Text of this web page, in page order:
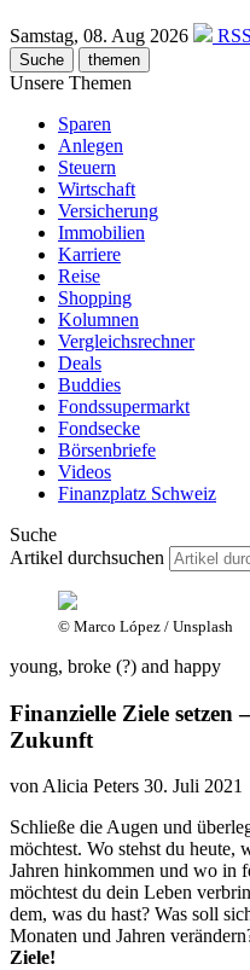
Samstag, 08. Aug 2026 RSS
Suche themen
Unsere Themen
Sparen
Anlegen
Steuern
Wirtschaft
Versicherung
Immobilien
Karriere
Reise
Shopping
Kolumnen
Vergleichsrechner
Deals
Buddies
Fondssupermarkt
Fondsecke
Börsenbriefe
Videos
Finanzplatz Schweiz
Suche
Artikel durchsuchen
© Marco López / Unsplash
young, broke (?) and happy
Finanzielle Ziele
Zukunft
von Alicia Peters 30. Juli 2021
Schließe die Augen und
möchtest. Wo stehst du heute,
Jahren hinkommen und wo in
möchtest du dein Leben
dem, was du hast? Was soll
Monaten und Jahren
Ziele!